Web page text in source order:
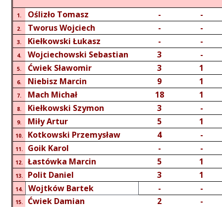
1. Oślizło Tomasz - -
2. Tworus Wojciech - -
3. Kiełkowski Łukasz - -
4. Wojciechowski Sebastian 3 -
5. Ćwiek Sławomir 3 1
6. Niebisz Marcin 9 1
7. Mach Michał 18 1
8. Kiełkowski Szymon 3 -
9. Miły Artur 5 1
10. Kotkowski Przemysław 4 -
11. Goik Karol - -
12. Łastówka Marcin 5 1
13. Polit Daniel 3 1
14. Wojtków Bartek - -
15. Ćwiek Damian 2 -